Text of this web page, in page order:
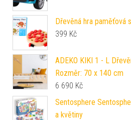
Dřevěná hra paměťová
399 Kč
ADEKO KIKI 1 - L
Rozměr: 70 x 140 cm
6 690 Kč
Sentosphere
a květiny